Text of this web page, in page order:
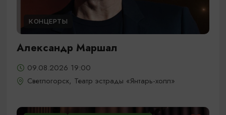
КОНЦЕРТЫ
Александр Маршал
09.08.2026 19:00
Светлогорск, Театр эстрады «Янтарь-холл»